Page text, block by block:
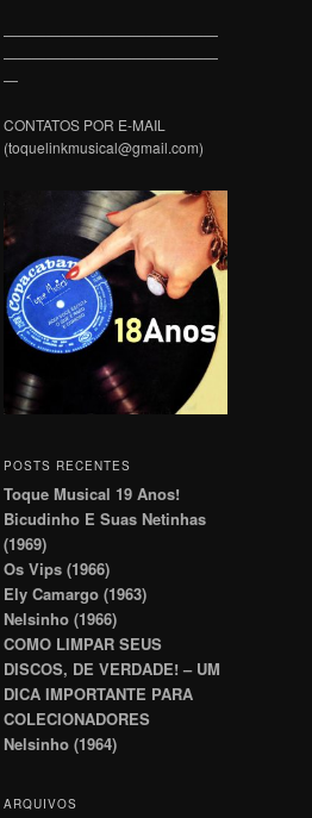
———————————————
———————————————
—
CONTATOS POR E-MAIL
(toquelinkmusical@gmail.com)
POSTS RECENTES
Toque Musical 19 Anos!
Bicudinho E Suas Netinhas
(1969)
Os Vips (1966)
Ely Camargo (1963)
Nelsinho (1966)
COMO LIMPAR SEUS
DISCOS, DE VERDADE! – UM
DICA IMPORTANTE PARA
COLECIONADORES
Nelsinho (1964)
ARQUIVOS